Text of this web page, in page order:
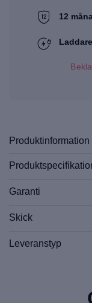
12
Laddare
Produktinformation
Garanti
Skick
Leveranstyp